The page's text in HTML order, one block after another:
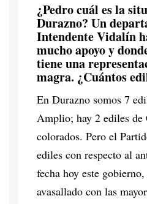
¿Pedro cuál es la
Durazno? Un
Intendente Vidalín
mucho apoyo y
tiene una
magra. ¿Cuántos
En Durazno somos 7
Amplio; hay 2 ediles
colorados. Pero el
ediles con respecto al
fecha hoy este
avasallado con las